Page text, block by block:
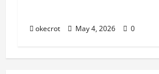
okecrot May 4, 2026 0